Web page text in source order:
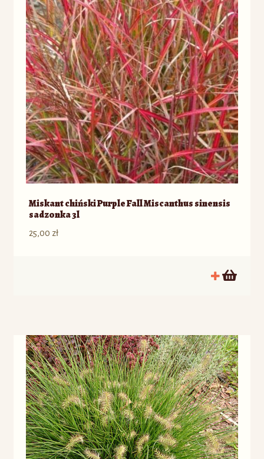
Miskant chiński Purple Fall Miscanthus sinensis
sadzonka 3l
25,00 zł